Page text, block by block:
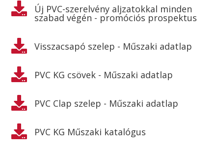
 Új PVC-szerelvény aljzatokkal minden
szabad végén - promóciós prospektus
 Visszacsapó szelep - Műszaki adatlap
 PVC KG csövek - Műszaki adatlap
 PVC Clap szelep - Műszaki adatlap
 PVC KG Műszaki katalógus